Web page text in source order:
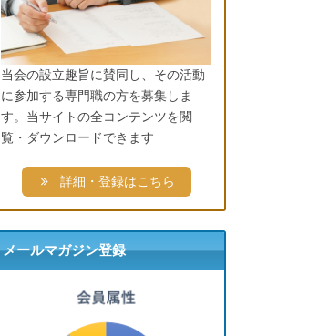
当会の設立趣旨に賛同し、その活動
に参加する専門職の方を募集しま
す。当サイトの全コンテンツを閲
覧・ダウンロードできます
詳細・登録はこちら
メールマガジン登録